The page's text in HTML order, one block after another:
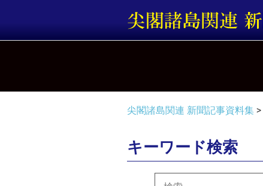
テ
ス
尖閣諸島関連 新聞記事資料集>
キーワード検索